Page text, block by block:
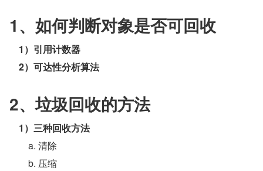
1、如何判断对象是否可回收
1）引用计数器
2）可达性分析算法
2、垃圾回收的方法
1）三种回收方法
a. 清除
b. 压缩